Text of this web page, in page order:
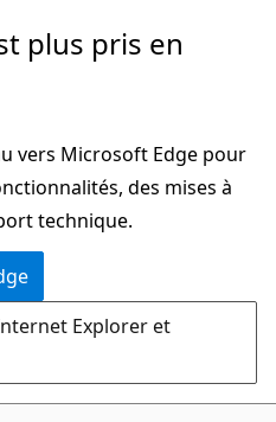
plus pris en
vers Microsoft Edge pour
des mises à
technique.
Explorer et